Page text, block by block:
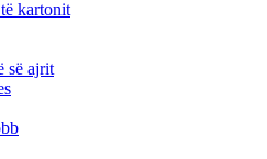
kartonit
së ajrit